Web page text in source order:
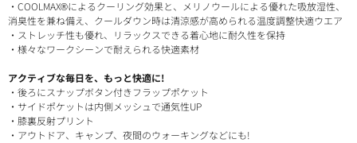
・COOLMAX®によるクーリング効果と、メリノウールによる優れた吸放湿性、
消臭性を兼ね備え、クールダウン時は清涼感が高められる温度調整快適ウエア
・ストレッチ性も優れ、リラックスできる着心地に耐久性を保持
・様々なワークシーンで耐えられる快適素材
アクティブな毎日を、もっと快適に!
・後ろにスナップボタン付きフラップポケット
・サイドポケットは内側メッシュで通気性UP
・膝裏反射プリント
・アウトドア、キャンプ、夜間のウォーキングなどにも!